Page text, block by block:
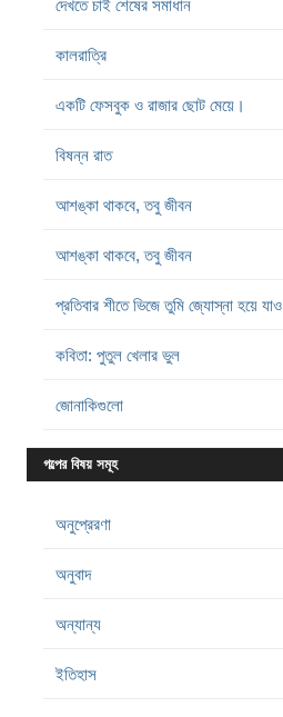
দেখতে চাই শেষের সমাধান
কালরাত্রি
একটি ফেসবুক ও রাজার ছোট মেয়ে।
বিষন্ন রাত
আশঙ্কা থাকবে, তবু জীবন
আশঙ্কা থাকবে, তবু জীবন
প্রতিবার শীতে ভিজে তুমি জ্যোস্না হয়ে যাও
কবিতা: পুতুল খেলার ভুল
জোনাকিগুলো
গল্পের বিষয় সমূহ
অনুপ্রেরণা
অনুবাদ
অন্যান্য
ইতিহাস